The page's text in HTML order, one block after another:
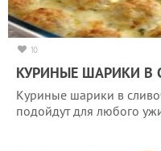
10
КУРИНЫЕ ШАРИКИ В
Куриные шарики в
подойдут для любого